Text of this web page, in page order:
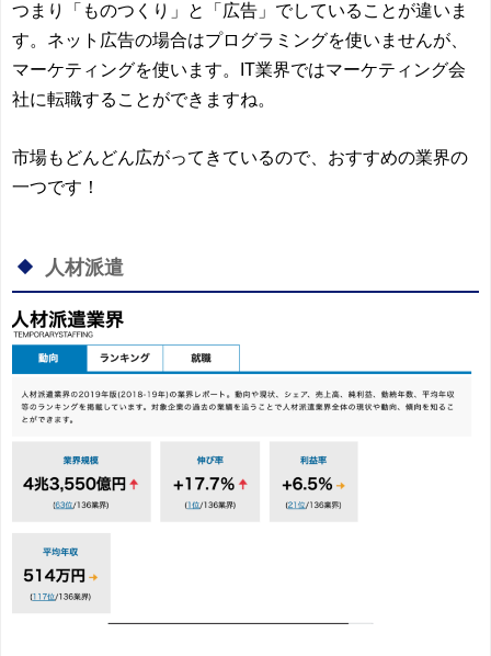
つまり「ものつくり」と「広告」でしていることが違いま
す。ネット広告の場合はプログラミングを使いませんが、
マーケティングを使います。IT業界ではマーケティング会
社に転職することができますね。
市場もどんどん広がってきているので、おすすめの業界の
一つです！
人材派遣